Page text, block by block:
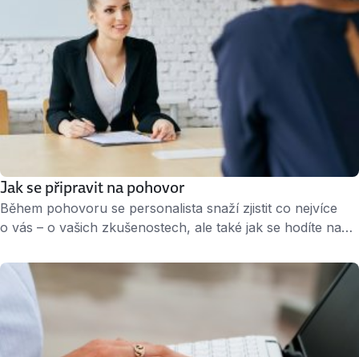
Jak se připravit na pohovor
Během pohovoru se personalista snaží zjistit co nejvíce
o vás – o vašich zkušenostech, ale také jak se hodíte na
samé byste měli dělat i vy. Zjistěte si, co vás o firmě
a pozici zajímá a na základě toho se rozhodněte, zda je
pro vás …